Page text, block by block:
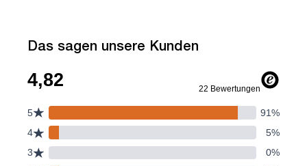
Das sagen unsere Kunden